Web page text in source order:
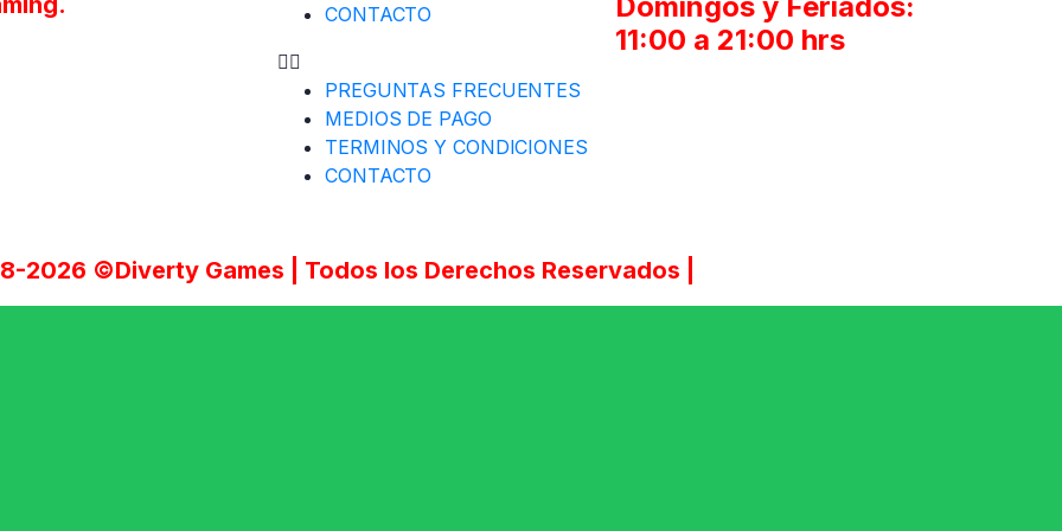
CONTACTO
PREGUNTAS FRECUENTES
MEDIOS DE PAGO
TERMINOS Y CONDICIONES
CONTACTO
11:00 a 21:00 hrs
2026 ©Diverty Games | Todos los Derechos Reservados |